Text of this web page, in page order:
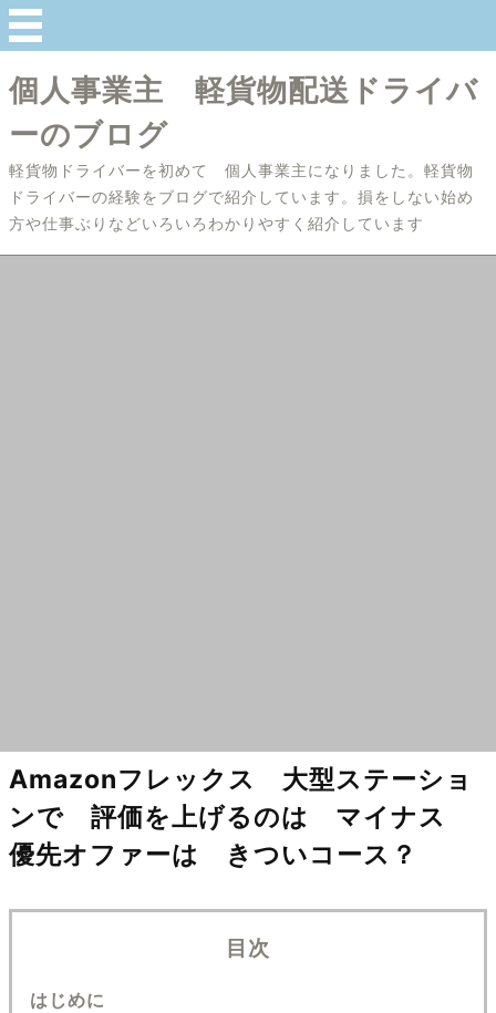
個人事業主 軽貨物配送ドライバ
ーのブログ
軽貨物ドライバーを初めて 個人事業主になりました。軽貨物
ドライバーの経験をブログで紹介しています。損をしない始め
方や仕事ぶりなどいろいろわかりやすく紹介しています
Amazonフレックス 大型ステーショ
ンで 評価を上げるのは マイナス
優先オファーは きついコース？
目次
はじめに